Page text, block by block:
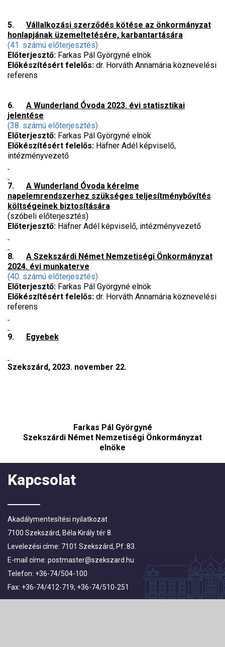
5. Vállalkozási szerződés kötése az önkormányzat
honlapjának üzemeltetésére, karbantartására
(41. számú előterjesztés)
Előterjesztő: Farkas Pál Györgyné elnök
Előkészítésért felelős: dr. Horváth Annamária köznevelési
referens
6. A Wunderland Óvoda 2023. évi statisztikai
jelentése
(38. számú előterjesztés)
Előterjesztő: Farkas Pál Györgyné elnök
Előkészítésért felelős: Häfner Adél képviselő,
intézményvezető
7. A Wunderland Óvoda kérelme
napelemrendszerhez szükséges teljesítménybővítés
költségeinek biztosítására
(szóbeli előterjesztés)
Előterjesztő: Häfner Adél képviselő, intézményvezető
8. A Szekszárdi Német Nemzetiségi Önkormányzat
2024. évi munkaterve
(40. számú előterjesztés)
Előterjesztő: Farkas Pál Györgyné elnök
Előkészítésért felelős: dr. Horváth Annamária köznevelési
referens
9. Egyebek
Szekszárd, 2023. november 22.
Farkas Pál Györgyné
Szekszárdi Német Nemzetiségi Önkormányzat
elnöke
Kapcsolat
Akadálymentesítési nyilatkozat
7100 Szekszárd, Béla Király tér 8.
Levelezési címe: 7101 Szekszárd, Pf.:83.
E-mail címe: postmaster@szekszard.hu
Telefon: +36-74/504-100
Fax: +36-74/412-719; +36-74/510-251